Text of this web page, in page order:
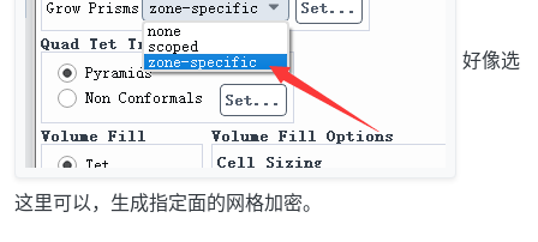
好像选
这里可以，生成指定面的网格加密。